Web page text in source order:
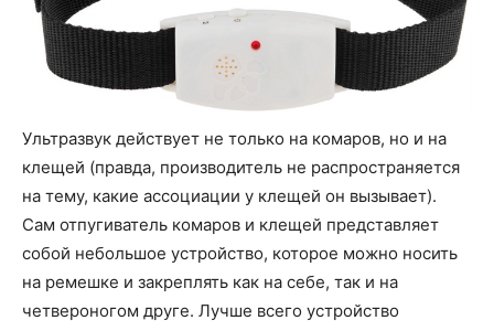
Ультразвук действует не только на комаров, но и на
клещей (правда, производитель не распространяется
на тему, какие ассоциации у клещей он вызывает).
Сам отпугиватель комаров и клещей представляет
собой небольшое устройство, которое можно носить
на ремешке и закреплять как на себе, так и на
четвероногом друге. Лучше всего устройство